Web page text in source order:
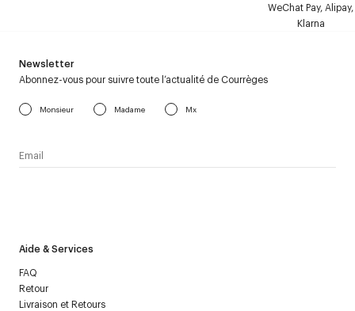
WeChat Pay, Alipay,
Klarna
Aide & Services
FAQ
Retour
Livraison et Retours
Newsletter
Abonnez-vous pour suivre toute l’actualité de Courrèges
Monsieur Madame Mx